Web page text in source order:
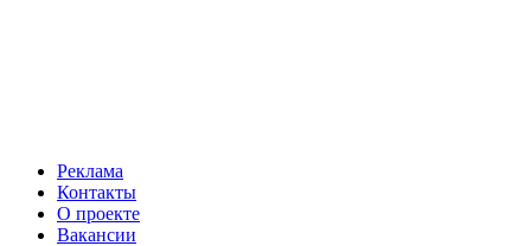
Реклама
Контакты
О проекте
Вакансии